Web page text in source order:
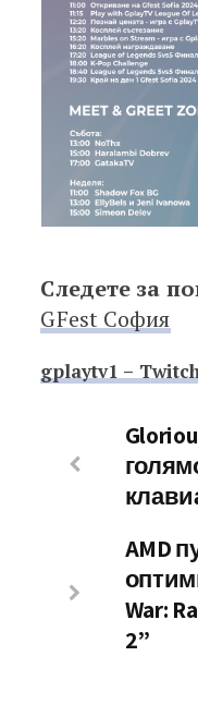
Следете за
GFest София
gplaytv1 –
AMD
War:
2”